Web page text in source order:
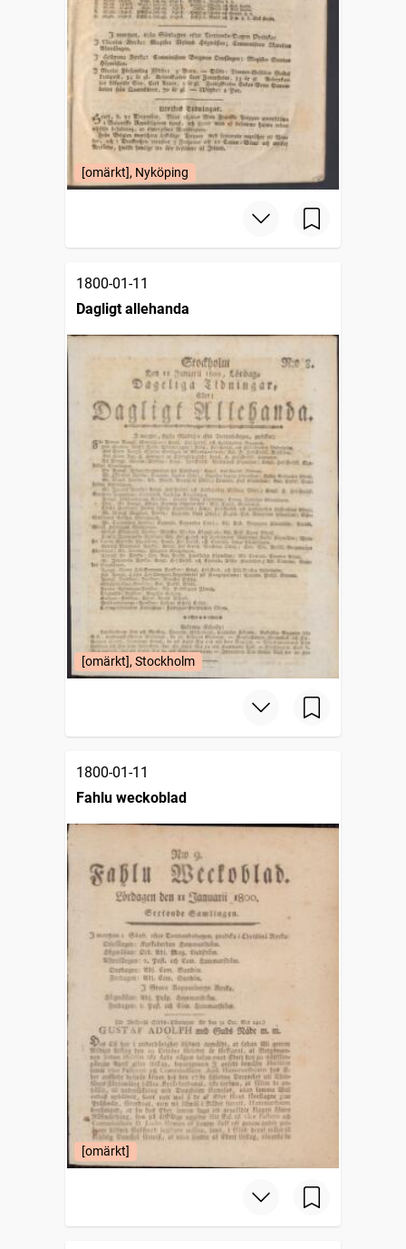
[omärkt], Nyköping
1800-01-11
Dagligt allehanda
[omärkt], Stockholm
1800-01-11
Fahlu weckoblad
[omärkt]